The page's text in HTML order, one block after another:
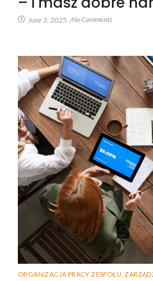
June 3, 2025 /No Comments
ORGANIZACJA PRACY ZESPOŁU